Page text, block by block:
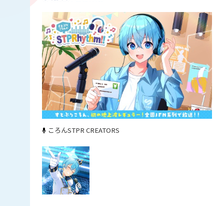
ころんSTPR CREATORS